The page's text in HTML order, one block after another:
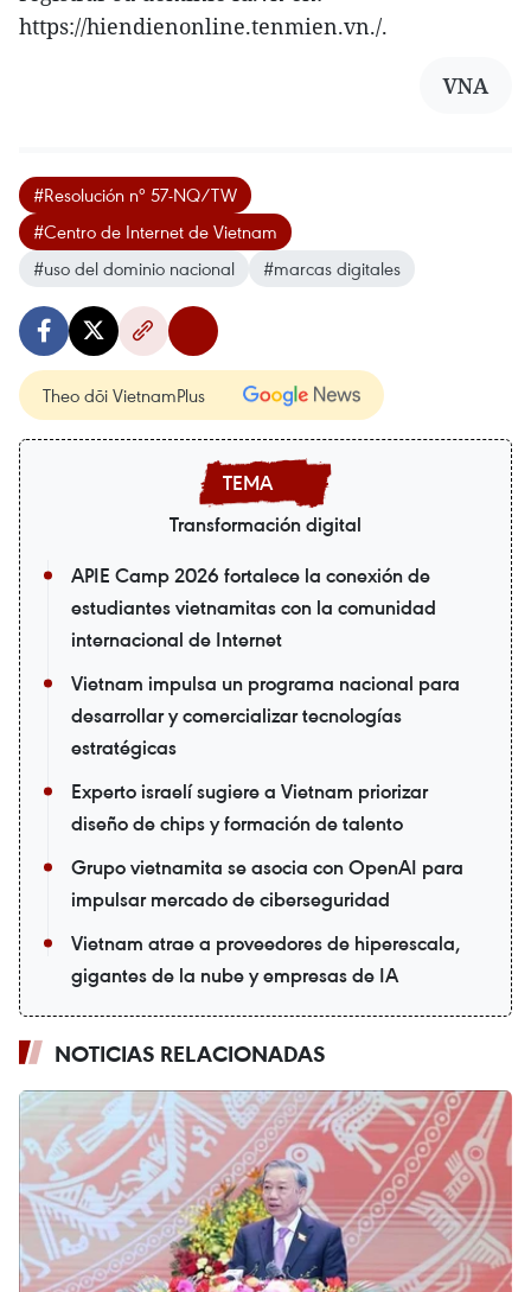
https://hiendienonline.tenmien.vn./.
VNA
#Resolución nº 57-NQ/TW
#Centro de Internet de Vietnam
#uso del dominio nacional
#marcas digitales
Theo dõi VietnamPlus
Transformación digital
APIE Camp 2026 fortalece la conexión de
estudiantes vietnamitas con la comunidad
internacional de Internet
Vietnam impulsa un programa nacional para
desarrollar y comercializar tecnologías
estratégicas
Experto israelí sugiere a Vietnam priorizar
diseño de chips y formación de talento
Grupo vietnamita se asocia con OpenAI para
impulsar mercado de ciberseguridad
Vietnam atrae a proveedores de hiperescala,
gigantes de la nube y empresas de IA
NOTICIAS RELACIONADAS